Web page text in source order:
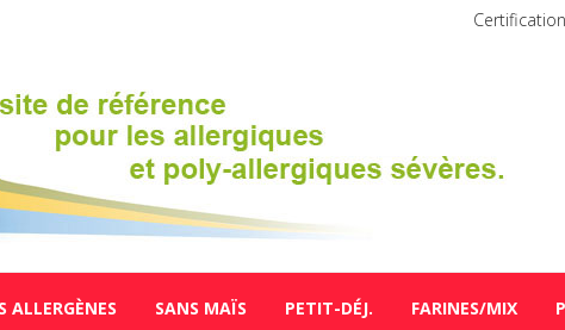
ALLERGÈNES SANS MAÏS PETIT-DÉJ. FARINES/MIX